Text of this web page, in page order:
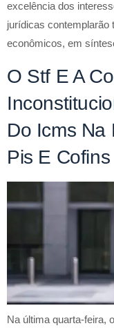
excelência dos
jurídicas contemplarão
econômicos, em
O Stf E A
Do Icms Na
Pis E Cofins
Na última quarta-feira,